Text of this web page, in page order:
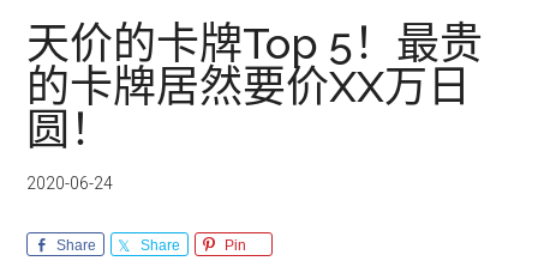
天价的卡牌Top 5！最贵
的卡牌居然要价XX万日
圆！
2020-06-24
Share Share Pin